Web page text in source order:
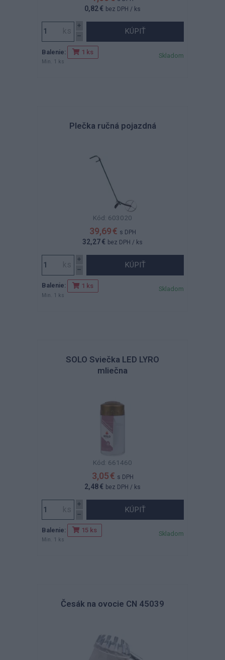
0,82 € bez DPH / ks
KÚPIŤ
Balenie: 1 ks
Min. 1 ks
Skladom
Plečka ručná pojazdná
Kód: 603020
39,69 € s DPH
32,27 € bez DPH / ks
KÚPIŤ
Balenie: 1 ks
Min. 1 ks
Skladom
SOLO Sviečka LED LYRO
mliečna
Kód: 661460
3,05 € s DPH
2,48 € bez DPH / ks
KÚPIŤ
Balenie: 15 ks
Min. 1 ks
Skladom
Česák na ovocie CN 45039